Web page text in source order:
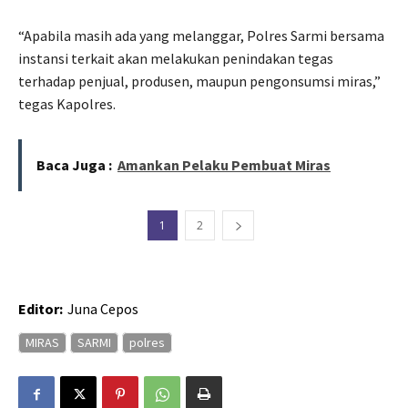
“Apabila masih ada yang melanggar, Polres Sarmi bersama
instansi terkait akan melakukan penindakan tegas
terhadap penjual, produsen, maupun pengonsumsi miras,”
tegas Kapolres.
Baca Juga : Amankan Pelaku Pembuat Miras
1 2
Editor: Juna Cepos
MIRAS SARMI polres